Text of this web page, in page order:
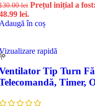
lei Prețul inițial a
lei.
în coș
rapidă
Tip Turn
Timer,